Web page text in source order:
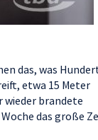
das, was
etwa 15 Meter
wieder brandete
das große